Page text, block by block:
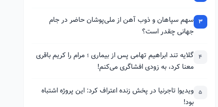
3 سهم سپاهان و ذوب آهن از ملی‌پوشان حاضر در جام
جهانی چقدر است؟
4 گلایه تند ابراهیم تهامی پس از بیماری ؛ مرام را کریم باقری
معنا کرد، به زودی افشاگری می‌کنم!
5 ویدیو| تاجرنیا در پخش زنده اعتراف کرد: این پروژه اشتباه
بود!